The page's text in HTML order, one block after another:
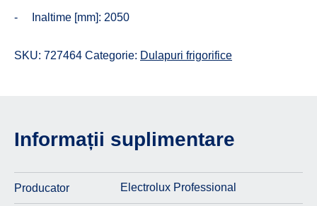
Inaltime [mm]: 2050
SKU: 727464 Categorie: Dulapuri frigorifice
Informații suplimentare
Producator Electrolux Professional